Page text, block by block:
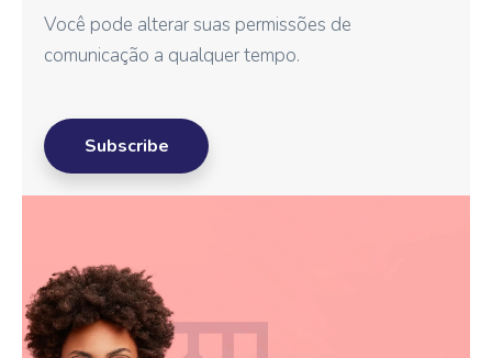
Você pode alterar suas permissões de
comunicação a qualquer tempo.